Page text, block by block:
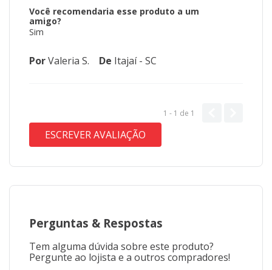
Você recomendaria esse produto a um
amigo?
Sim
PorValeria S. De Itajaí - SC
1 - 1 de 1
ESCREVER AVALIAÇÃO
Perguntas & Respostas
Tem alguma dúvida sobre este produto?
Pergunte ao lojista e a outros compradores!